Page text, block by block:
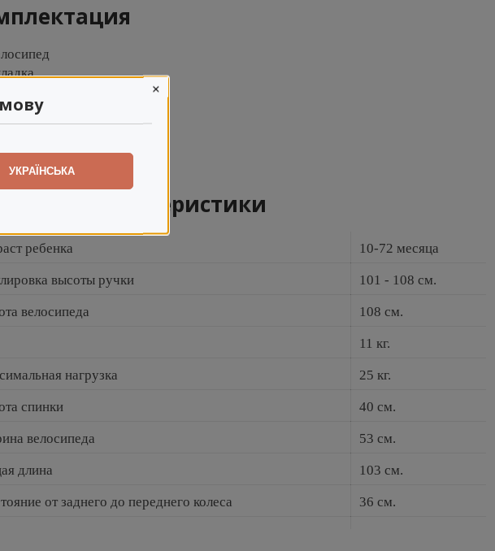
ограничительный
управления
подножки
характеристики
ребенка 10-72 месяца
высоты ручки 101 - 108 см.
велосипеда 108 см.
11 кг.
нагрузка 25 кг.
спинки 40 см.
велосипеда 53 см.
длина 103 см.
от заднего до переднего колеса 36 см.
×
УКРАЇНСЬКА